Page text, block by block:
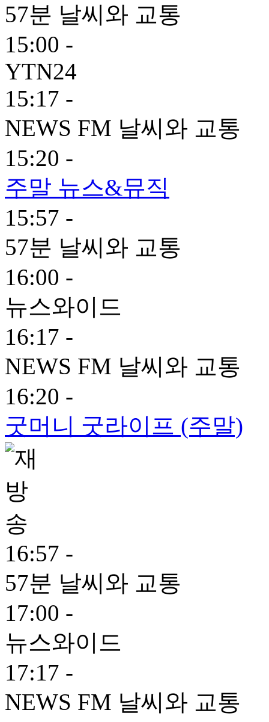
57분 날씨와 교통
15:00 -
YTN24
15:17 -
NEWS FM 날씨와 교통
15:20 -
주말 뉴스&뮤직
15:57 -
57분 날씨와 교통
16:00 -
뉴스와이드
16:17 -
NEWS FM 날씨와 교통
16:20 -
굿머니 굿라이프 (주말)
16:57 -
57분 날씨와 교통
17:00 -
뉴스와이드
17:17 -
NEWS FM 날씨와 교통